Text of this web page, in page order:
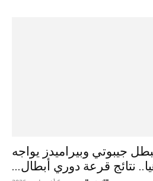
جيبوتي وبيراميدز يواجه
نتائج قرعة دوري أبطال...